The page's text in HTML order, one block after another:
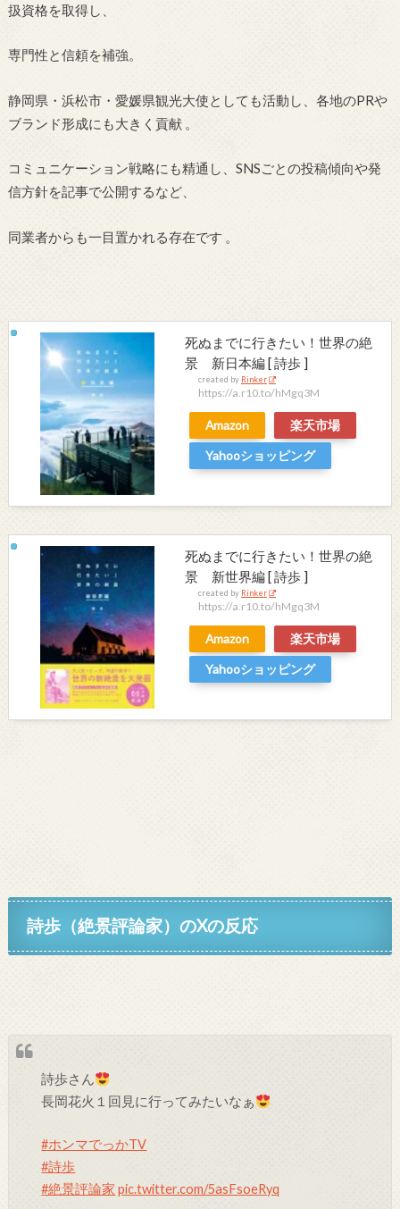
扱資格を取得し、
専門性と信頼を補強。
静岡県・浜松市・愛媛県観光大使としても活動し、各地のPRや
ブランド形成にも大きく貢献。
コミュニケーション戦略にも精通し、SNSごとの投稿傾向や発
信方針を記事で公開するなど、
同業者からも一目置かれる存在です 。
死ぬまでに行きたい！世界の絶
景 新日本編 [ 詩歩 ]
created by Rinker
https://a.r10.to/hMgq3M
Amazon
楽天市場
Yahooショッピング
死ぬまでに行きたい！世界の絶
景 新世界編 [ 詩歩 ]
created by Rinker
https://a.r10.to/hMgq3M
Amazon
楽天市場
Yahooショッピング
詩歩（絶景評論家）のXの反応
詩歩さん
長岡花火１回見に行ってみたいなぁ
#ホンマでっかTV
#詩歩
#絶景評論家 pic.twitter.com/5asFsoeRyq